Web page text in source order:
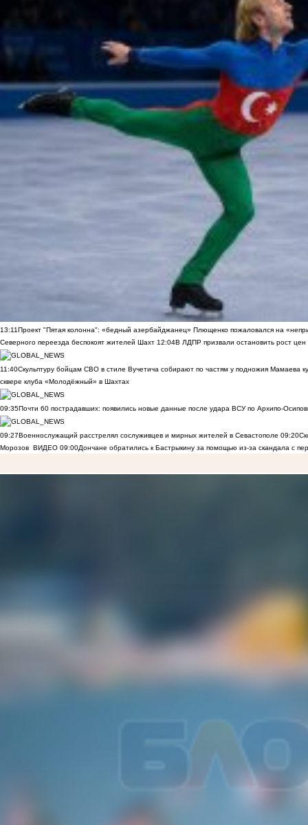
13:11Проект "Пятая колонна": «бедный азербайджанец» Плющенко пожаловался на
Северного переезда беспокоят жителей Шахт 12:04В ЛДПР призвали остановить рост цен
11:40Скульптуру бойцам СВО в стиле Вучетича собирают по частям у подножия Мамаева
сквере клуба «Молодёжный» в Шахтах
09:35Почти 60 пострадавших: появились новые данные после удара ВСУ по Архипо-
09:27Военнослужащий расстрелял сослуживцев и мирных жителей в Севастополе 09:20
Морозов ВИДЕО 09:00Дончане обратились к Бастрыкину за помощью из-за скандала с